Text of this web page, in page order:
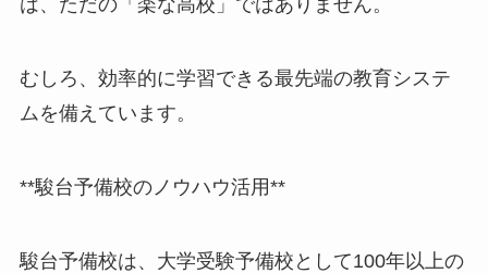
は、ただの「楽な高校」ではありません。
むしろ、効率的に学習できる最先端の教育システ
ムを備えています。
**駿台予備校のノウハウ活用**
駿台予備校は、大学受験予備校として100年以上の